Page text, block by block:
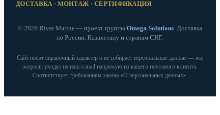
ДОСТАВКА · МОНТАЖ · СЕРТИФИКАЦИЯ
© 2026 River Marine — проект группы Omega Solutions. Доставка
по России, Казахстану и странам СНГ.
Сайт носит справочный характер и не собирает персональные данные — все
запросы уходят на наш e‑mail напрямую из вашего почтового клиента.
Соответствует требованиям закона «О персональных данных».